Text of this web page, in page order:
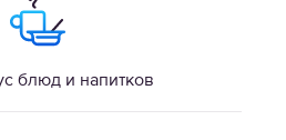
блюд и напитков